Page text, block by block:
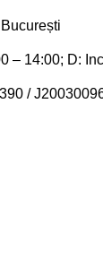
– 14:00; D:
/